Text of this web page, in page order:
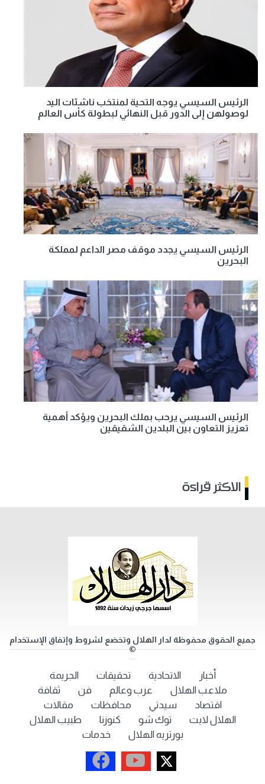
الرئيس السيسي يوجه التحية لمنتخب ناشئات اليد
لوصولهن إلى الدور قبل النهائي لبطولة كأس العالم
الرئيس السيسي يجدد موقف مصر الداعم لمملكة
البحرين
الرئيس السيسي يرحب بملك البحرين ويؤكد أهمية
تعزيز التعاون بين البلدين الشقيقين
الاكثر قراءة
جميع الحقوق محفوظة لدار الهلال وتخضع لشروط وإتفاق الإستخدام
©
أخبار الاتحادية تحقيقات
الجريمة
ملاعب الهلال
عرب وعالم فن
ثقافة
اقتصاد
سيدتي محافظات
مقالات
الهلال لايت
توك شو كنوزنا
طبيب الهلال
بورتريه الهلال
خدمات